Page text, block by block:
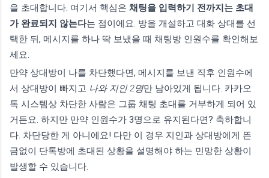
을 초대합니다. 여기서 핵심은 채팅을 입력하기 전까지는 초대
가 완료되지 않는다는 점이에요. 방을 개설하고 대화 상대를 선
택한 뒤, 메시지를 하나 딱 보냈을 때 채팅방 인원수를 확인해보
세요.
만약 상대방이 나를 차단했다면, 메시지를 보낸 직후 인원수에
서 상대방이 빠지고 나와 지인 2명만 남아있게 됩니다. 카카오
톡 시스템상 차단한 사람은 그룹 채팅 초대를 거부하게 되어 있
거든요. 하지만 만약 인원수가 3명으로 유지된다면? 축하합니
다. 차단당한 게 아니에요! 다만 이 경우 지인과 상대방에게 뜬
금없이 단톡방에 초대된 상황을 설명해야 하는 민망한 상황이
발생할 수 있습니다.